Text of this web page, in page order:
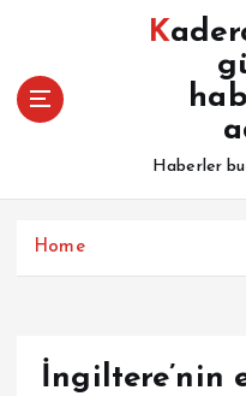
Kaderci.com: En
Haberler
Home
İngiltere’nin